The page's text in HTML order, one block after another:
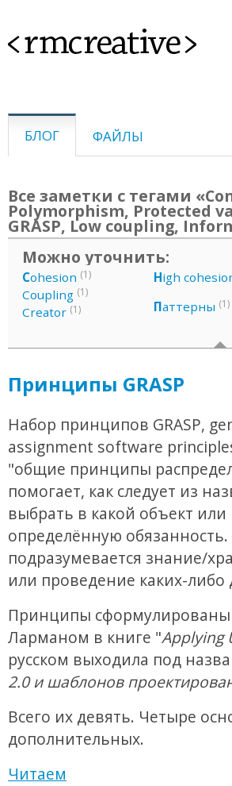
<rmcreative>
БЛОГ ФАЙЛЫ
Все заметки с тегами
Polymorphism, Protected
GRASP, Low coupling,
Можно уточнить:
Cohesion (1)
Coupling (1)
Creator (1)
High
Паттерны (1)
Принципы GRASP
Набор принципов GRASP,
assignment software
"общие принципы
помогает, как следует из
выбрать в какой объект
определённую
подразумевается знание/
или проведение каких-либо
Принципы сформулированы
Ларманом в книге "Applying
русском выходила под
2.0 и шаблонов
Всего их девять. Четыре
дополнительных.
Читаем